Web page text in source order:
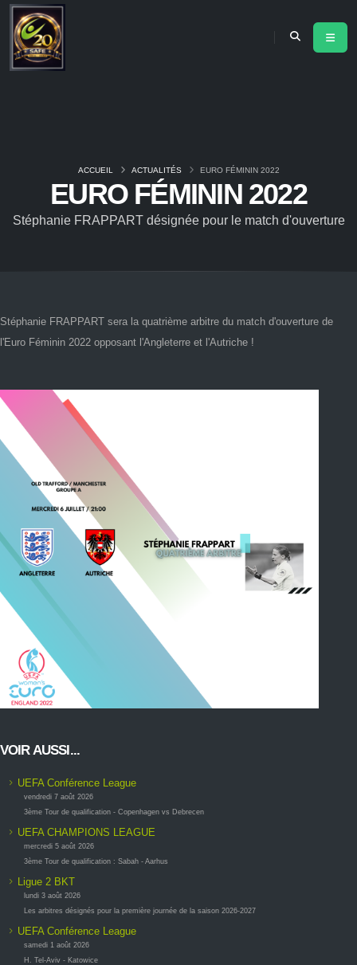
EURO FÉMININ 2022
Stéphanie FRAPPART désignée pour le match d'ouverture
ACCUEIL ACTUALITÉS EURO FÉMININ 2022
Stéphanie FRAPPART sera la quatrième arbitre du match d'ouverture de
l'Euro Féminin 2022 opposant l'Angleterre et l'Autriche !
VOIR AUSSI...
UEFA Conférence League
vendredi 7 août 2026
3ème Tour de qualification - Copenhagen vs Debrecen
UEFA CHAMPIONS LEAGUE
mercredi 5 août 2026
3ème Tour de qualification : Sabah - Aarhus
Ligue 2 BKT
lundi 3 août 2026
Les arbitres désignés pour la première journée de la saison 2026-2027
UEFA Conférence League
samedi 1 août 2026
H. Tel-Aviv - Katowice